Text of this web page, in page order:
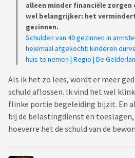
alleen minder financiële zorgen
wel belangrijker: het
gezinnen.
Schulden van 40 gezinnen in
helemaal afgekocht: kinderen
huis te nemen | Regio | De
Als ik het zo lees, wordt er meer
schuld aflossen. Ik vind het wel
flinke portie begeleiding bijzit. En
bij de belastingdienst en
hoeverre het de schuld van de